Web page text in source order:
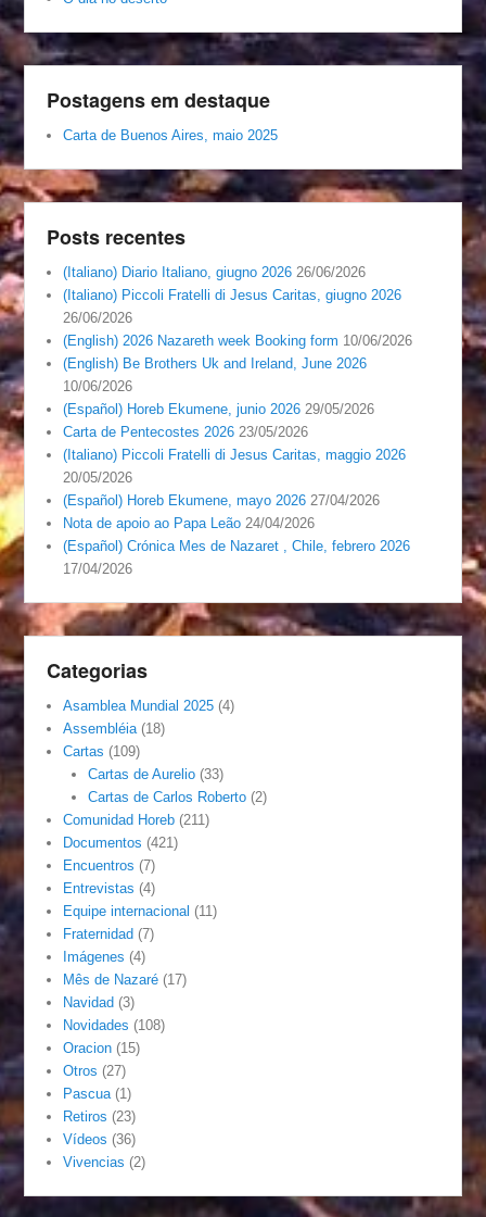
Postagens em destaque
Carta de Buenos Aires, maio 2025
Posts recentes
(Italiano) Diario Italiano, giugno 2026 26/06/2026
(Italiano) Piccoli Fratelli di Jesus Caritas, giugno 2026
26/06/2026
(English) 2026 Nazareth week Booking form 10/06/2026
(English) Be Brothers Uk and Ireland, June 2026
10/06/2026
(Español) Horeb Ekumene, junio 2026 29/05/2026
Carta de Pentecostes 2026 23/05/2026
(Italiano) Piccoli Fratelli di Jesus Caritas, maggio 2026
20/05/2026
(Español) Horeb Ekumene, mayo 2026 27/04/2026
Nota de apoio ao Papa Leão 24/04/2026
(Español) Crónica Mes de Nazaret , Chile, febrero 2026
17/04/2026
Categorias
Asamblea Mundial 2025 (4)
Assembléia (18)
Cartas (109)
Cartas de Aurelio(33)
Cartas de Carlos Roberto(2)
Comunidad Horeb (211)
Documentos (421)
Encuentros (7)
Entrevistas (4)
Equipe internacional (11)
Fraternidad (7)
Imágenes (4)
Mês de Nazaré (17)
Navidad (3)
Novidades (108)
Oracion (15)
Otros (27)
Pascua (1)
Retiros (23)
Vídeos (36)
Vivencias (2)